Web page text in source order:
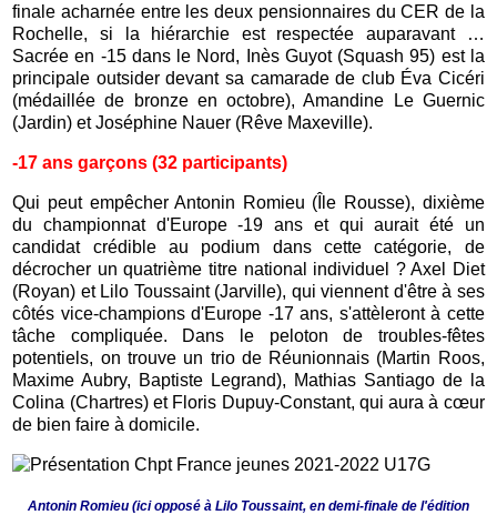
finale acharnée entre les deux pensionnaires du CER de la
Rochelle, si la hiérarchie est respectée auparavant …
Sacrée en -15 dans le Nord, Inès Guyot (Squash 95) est la
principale outsider devant sa camarade de club Éva Cicéri
(médaillée de bronze en octobre), Amandine Le Guernic
(Jardin) et Joséphine Nauer (Rêve Maxeville).
-17 ans garçons (32 participants)
Qui peut empêcher Antonin Romieu (Île Rousse), dixième
du championnat d'Europe -19 ans et qui aurait été un
candidat crédible au podium dans cette catégorie, de
décrocher un quatrième titre national individuel ? Axel Diet
(Royan) et Lilo Toussaint (Jarville), qui viennent d'être à ses
côtés vice-champions d'Europe -17 ans, s'attèleront à cette
tâche compliquée. Dans le peloton de troubles-fêtes
potentiels, on trouve un trio de Réunionnais (Martin Roos,
Maxime Aubry, Baptiste Legrand), Mathias Santiago de la
Colina (Chartres) et Floris Dupuy-Constant, qui aura à cœur
de bien faire à domicile.
Antonin Romieu (ici opposé à Lilo Toussaint, en demi-finale de l'édition